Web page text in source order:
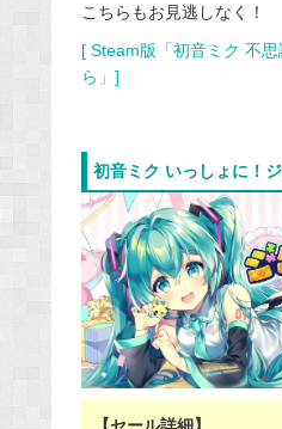
こちらもお見逃しなく！
[ Steam版「初音ミク 不
ら」]
初音ミク いっしょに！
【セール詳細】